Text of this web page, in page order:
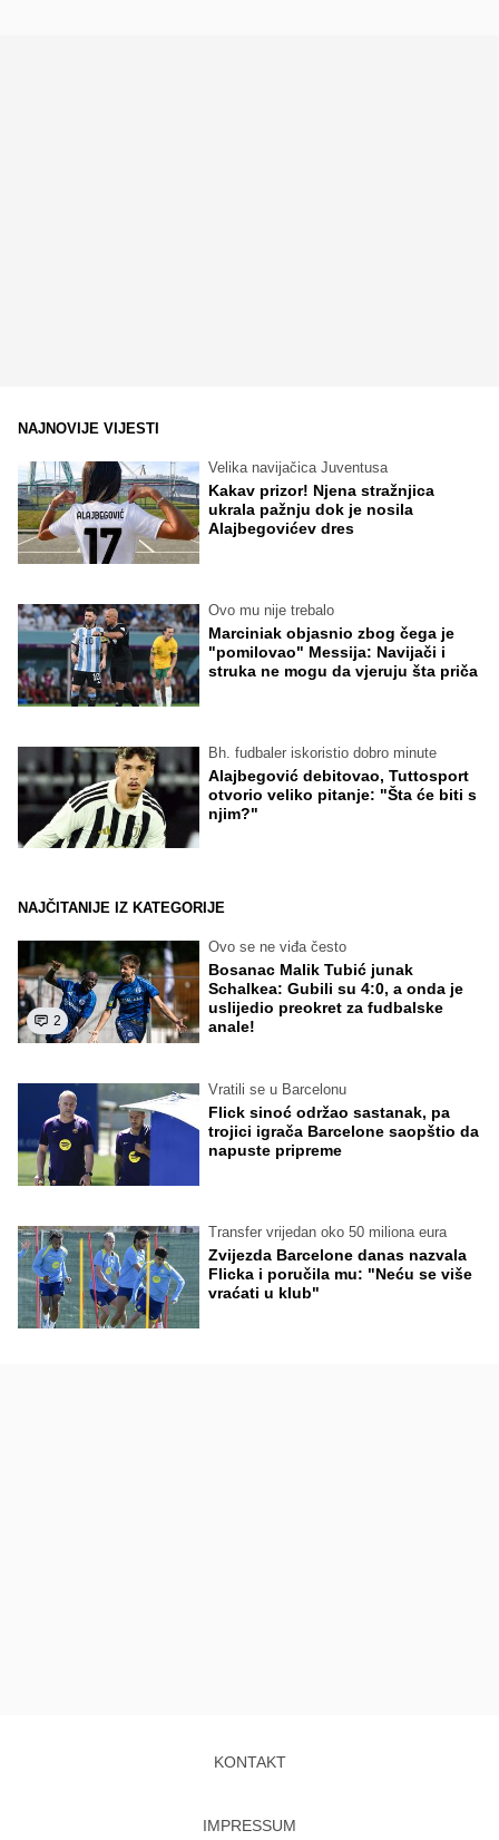
NAJNOVIJE VIJESTI
Velika navijačica Juventusa
Kakav prizor! Njena stražnjica
ukrala pažnju dok je nosila
Alajbegovićev dres
Ovo mu nije trebalo
Marciniak objasnio zbog čega je
"pomilovao" Messija: Navijači i
struka ne mogu da vjeruju šta priča
Bh. fudbaler iskoristio dobro minute
Alajbegović debitovao, Tuttosport
otvorio veliko pitanje: "Šta će biti s
njim?"
NAJČITANIJE IZ KATEGORIJE
2
Ovo se ne viđa često
Bosanac Malik Tubić junak
Schalkea: Gubili su 4:0, a onda je
uslijedio preokret za fudbalske
anale!
Vratili se u Barcelonu
Flick sinoć održao sastanak, pa
trojici igrača Barcelone saopštio da
napuste pripreme
Transfer vrijedan oko 50 miliona eura
Zvijezda Barcelone danas nazvala
Flicka i poručila mu: "Neću se više
vraćati u klub"
KONTAKT
IMPRESSUM